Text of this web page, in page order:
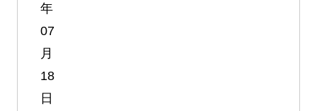
年
07
月
18
日